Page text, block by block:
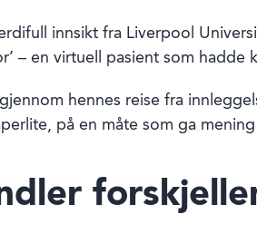
innsikt fra Liverpool
– en virtuell pasient som
hennes reise fra
på en måte som ga